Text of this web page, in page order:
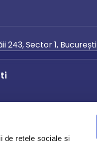
de rețele sociale și
243, Sector 1, București